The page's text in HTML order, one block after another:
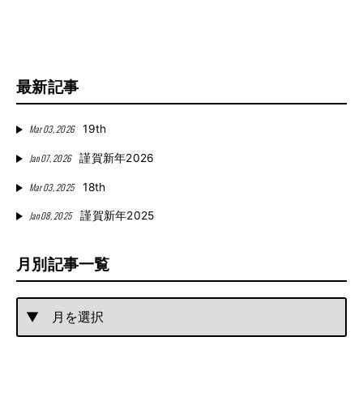
最新記事
Mar 03, 2026 19th
Jan 07, 2026 謹賀新年2026
Mar 03, 2025 18th
Jan 08, 2025 謹賀新年2025
月別記事一覧